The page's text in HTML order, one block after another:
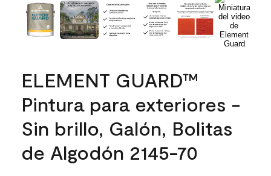
ELEMENT GUARD™
Pintura para exteriores -
Sin brillo, Galón, Bolitas
de Algodón 2145-70